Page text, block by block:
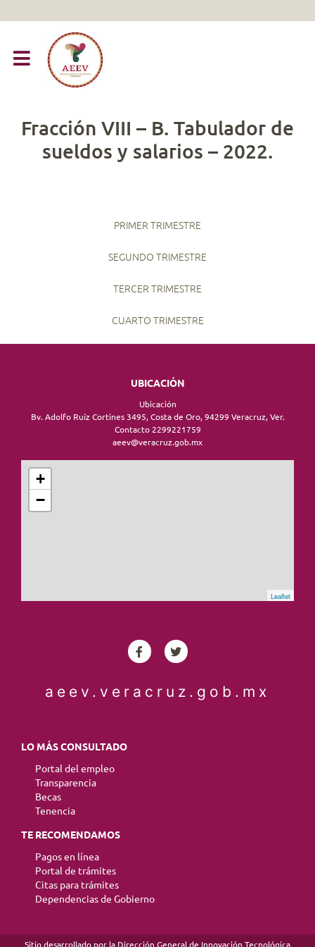
Fracción VIII – B. Tabulador de
sueldos y salarios – 2022.
PRIMER TRIMESTRE
SEGUNDO TRIMESTRE
TERCER TRIMESTRE
CUARTO TRIMESTRE
UBICACIÓN
Ubicación
Bv. Adolfo Ruíz Cortines 3495, Costa de Oro, 94299 Veracruz, Ver.
Contacto 2299221759
aeev@veracruz.gob.mx
+
−
Leaflet
aeev.veracruz.gob.mx
LO MÁS CONSULTADO
Portal del empleo
Transparencia
Becas
Tenencia
TE RECOMENDAMOS
Pagos en línea
Portal de trámites
Citas para trámites
Dependencias de Gobierno
Sitio desarrollado por la Dirección General de Innovación Tecnológica